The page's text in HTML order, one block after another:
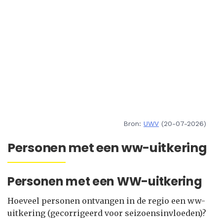
Bron: UWV (20-07-2026)
Personen met een ww-uitkering
Personen met een WW-uitkering
Hoeveel personen ontvangen in de regio een ww-
uitkering (gecorrigeerd voor seizoensinvloeden)?